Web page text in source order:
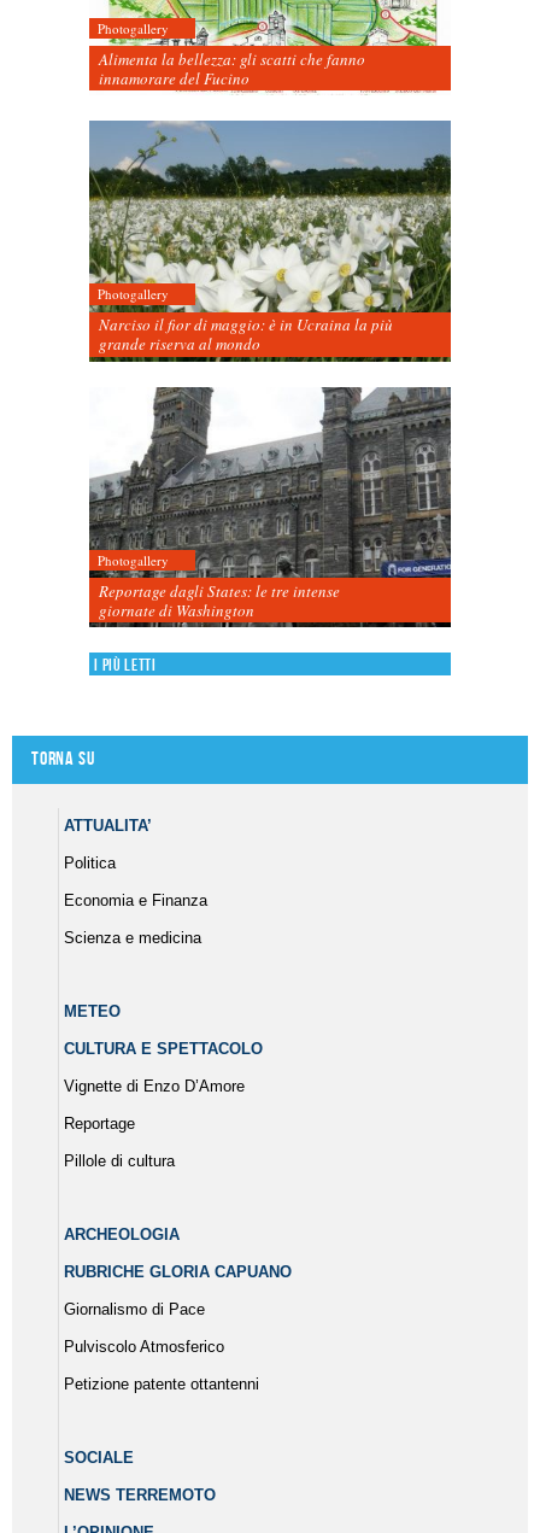
Photogallery
Alimenta la bellezza: gli scatti che fanno
innamorare del Fucino
Photogallery
Narciso il fior di maggio: è in Ucraina la più
grande riserva al mondo
Photogallery
Reportage dagli States: le tre intense
giornate di Washington
I più letti
Torna su
ATTUALITA’
Politica
Economia e Finanza
Scienza e medicina
METEO
CULTURA E SPETTACOLO
Vignette di Enzo D’Amore
Reportage
Pillole di cultura
ARCHEOLOGIA
RUBRICHE GLORIA CAPUANO
Giornalismo di Pace
Pulviscolo Atmosferico
Petizione patente ottantenni
SOCIALE
NEWS TERREMOTO